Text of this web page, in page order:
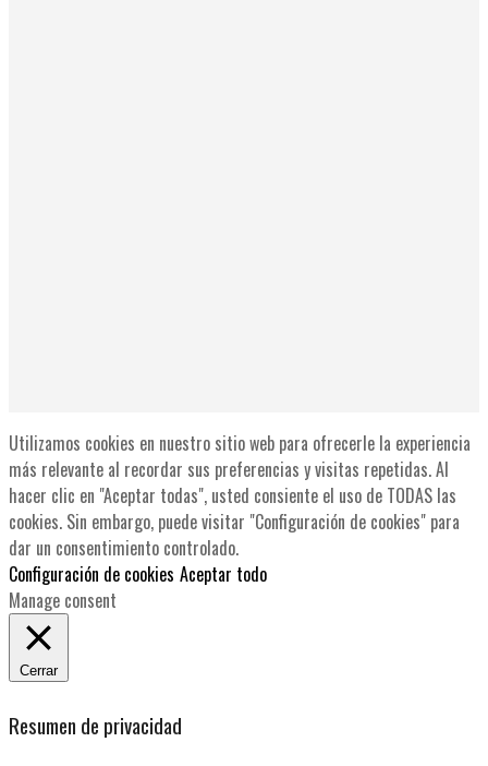
Utilizamos cookies en nuestro sitio web para ofrecerle la experiencia
más relevante al recordar sus preferencias y visitas repetidas. Al
hacer clic en "Aceptar todas", usted consiente el uso de TODAS las
cookies. Sin embargo, puede visitar "Configuración de cookies" para
dar un consentimiento controlado.
Configuración de cookies Aceptar todo
Manage consent
Cerrar
Resumen de privacidad